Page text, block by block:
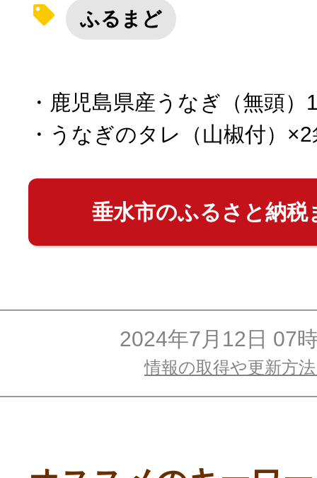
ふるさと納税の基礎知識
自治体直営サイト特集
はじめるバイブルとは
よくあるご質問
ふるまど
・鹿児島県産うなぎ（無頭
・うなぎのタレ（山椒付）×2
垂水市のふるさと納税
2024年7月12日 07
情報の取得や更新方